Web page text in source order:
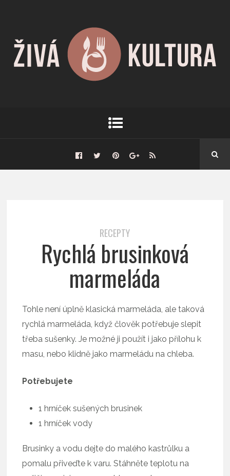
RECEPTY
Rychlá brusinková
marmeláda
Tohle není úplně klasická marmeláda, ale taková
rychlá marmeláda, když člověk potřebuje slepit
třeba sušenky. Je možné ji použít i jako přílohu k
masu, nebo klidně jako marmeládu na chleba.
Potřebujete
1 hrníček sušených brusinek
1 hrníček vody
Brusinky a vodu dejte do malého kastrůlku a
pomalu přiveďte k varu. Stáhněte teplotu na